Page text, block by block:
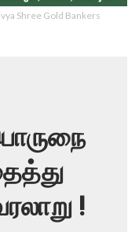
Shree Gold Bankers
!